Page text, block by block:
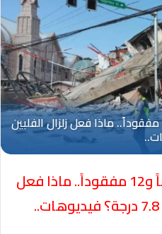
تقرير..19 قتيلاً و134 مصاباً و12 مفقوداً.. ماذا فعل